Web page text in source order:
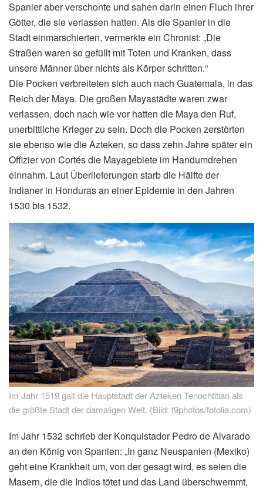
Spanier aber verschonte und sahen darin einen Fluch ihrer
Götter, die sie verlassen hatten. Als die Spanier in die
Stadt einmarschierten, vermerkte ein Chronist: „Die
Straßen waren so gefüllt mit Toten und Kranken, dass
unsere Männer über nichts als Körper schritten.“
Die Pocken verbreiteten sich auch nach Guatemala, in das
Reich der Maya. Die großen Mayastädte waren zwar
verlassen, doch nach wie vor hatten die Maya den Ruf,
unerbittliche Krieger zu sein. Doch die Pocken zerstörten
sie ebenso wie die Azteken, so dass zehn Jahre später ein
Offizier von Cortés die Mayagebiete im Handumdrehen
einnahm. Laut Überlieferungen starb die Hälfte der
Indianer in Honduras an einer Epidemie in den Jahren
1530 bis 1532.
Im Jahr 1519 galt die Hauptstadt der Azteken Tenochtitlan als
die größte Stadt der damaligen Welt. (Bild: f9photos/fotolia.com)
Im Jahr 1532 schrieb der Konquistador Pedro de Alvarado
an den König von Spanien: „In ganz Neuspanien (Mexiko)
geht eine Krankheit um, von der gesagt wird, es seien die
Masern, die die Indios tötet und das Land überschwemmt,